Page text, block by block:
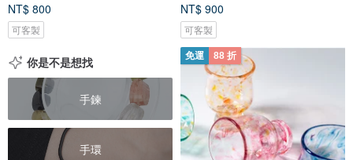
NT$ 800
可客製
NT$ 900
可客製
你是不是想找
手鍊
手環
免運 88 折